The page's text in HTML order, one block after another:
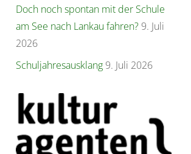
Doch noch spontan mit der Schule
am See nach Lankau fahren? 9. Juli
2026
Schuljahresausklang 9. Juli 2026